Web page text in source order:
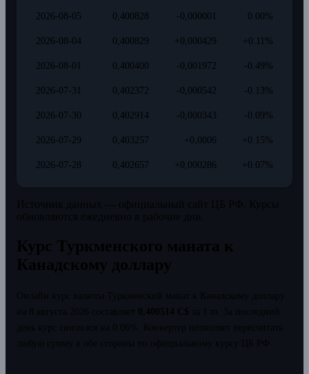
2026-08-05 0,400828 -0,000001 0.00%
2026-08-04 0,400829 +0,000429 +0.11%
2026-08-01 0,400400 -0,001972 -0.49%
2026-07-31 0,402372 -0,000542 -0.13%
2026-07-30 0,402914 -0,000343 -0.09%
2026-07-29 0,403257 +0,0006 +0.15%
2026-07-28 0,402657 +0,000286 +0.07%